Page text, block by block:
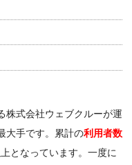
株式会社ウェブクルーが運
大手です。累計の利用者数
となっています。一度に